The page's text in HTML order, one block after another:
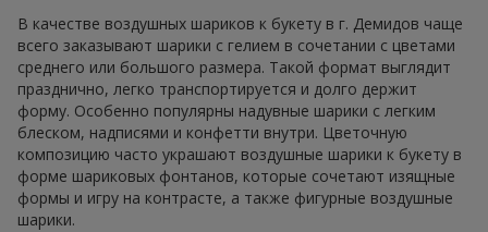
В качестве воздушных шариков к букету в г. Демидов чаще
всего заказывают шарики с гелием в сочетании с цветами
среднего или большого размера. Такой формат выглядит
празднично, легко транспортируется и долго держит
форму. Особенно популярны надувные шарики с легким
блеском, надписями и конфетти внутри. Цветочную
композицию часто украшают воздушные шарики к букету в
форме шариковых фонтанов, которые сочетают изящные
формы и игру на контрасте, а также фигурные воздушные
шарики.